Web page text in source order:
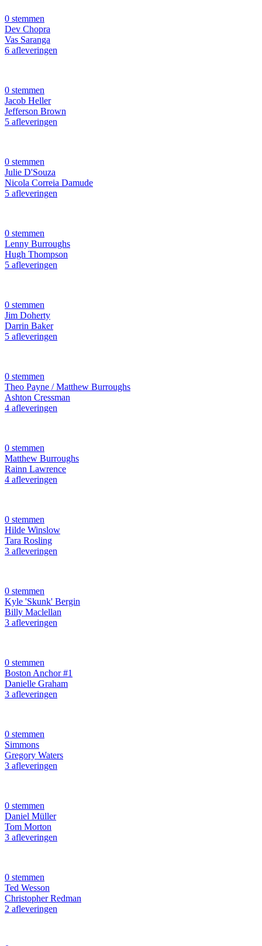
0 stemmen
Dev Chopra
Vas Saranga
6 afleveringen
0 stemmen
Jacob Heller
Jefferson Brown
5 afleveringen
0 stemmen
Julie D'Souza
Nicola Correia Damude
5 afleveringen
0 stemmen
Lenny Burroughs
Hugh Thompson
5 afleveringen
0 stemmen
Jim Doherty
Darrin Baker
5 afleveringen
0 stemmen
Theo Payne / Matthew Burroughs
Ashton Cressman
4 afleveringen
0 stemmen
Matthew Burroughs
Rainn Lawrence
4 afleveringen
0 stemmen
Hilde Winslow
Tara Rosling
3 afleveringen
0 stemmen
Kyle 'Skunk' Bergin
Billy Maclellan
3 afleveringen
0 stemmen
Boston Anchor #1
Danielle Graham
3 afleveringen
0 stemmen
Simmons
Gregory Waters
3 afleveringen
0 stemmen
Daniel Müller
Tom Morton
3 afleveringen
0 stemmen
Ted Wesson
Christopher Redman
2 afleveringen